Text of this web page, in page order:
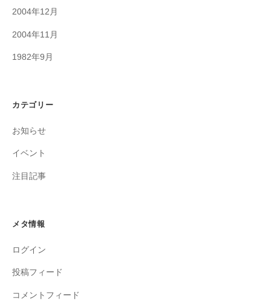
2004年12月
2004年11月
1982年9月
カテゴリー
お知らせ
イベント
注目記事
メタ情報
ログイン
投稿フィード
コメントフィード